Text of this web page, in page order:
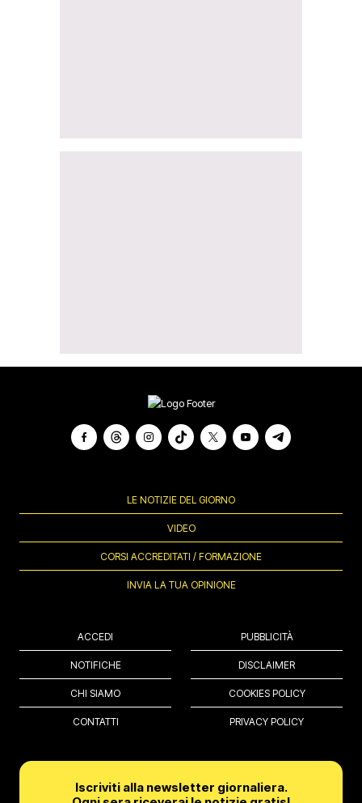
LE NOTIZIE DEL GIORNO
VIDEO
CORSI ACCREDITATI / FORMAZIONE
INVIA LA TUA OPINIONE
ACCEDI
NOTIFICHE
CHI SIAMO
CONTATTI
PUBBLICITÀ
DISCLAIMER
COOKIES POLICY
PRIVACY POLICY
Iscriviti alla newsletter giornaliera.